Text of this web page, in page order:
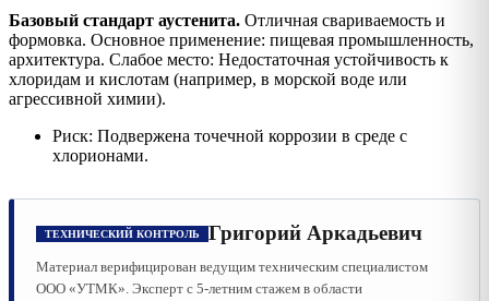
Базовый стандарт аустенита. Отличная свариваемость и
формовка. Основное применение: пищевая промышленность,
архитектура. Слабое место: Недостаточная устойчивость к
хлоридам и кислотам (например, в морской воде или
агрессивной химии).
Риск: Подвержена точечной коррозии в среде с
хлорионами.
ТЕХНИЧЕСКИЙ КОНТРОЛЬ Григорий Аркадьевич
Материал верифицирован ведущим техническим специалистом
ООО «УТМК». Эксперт с 5-летним стажем в области